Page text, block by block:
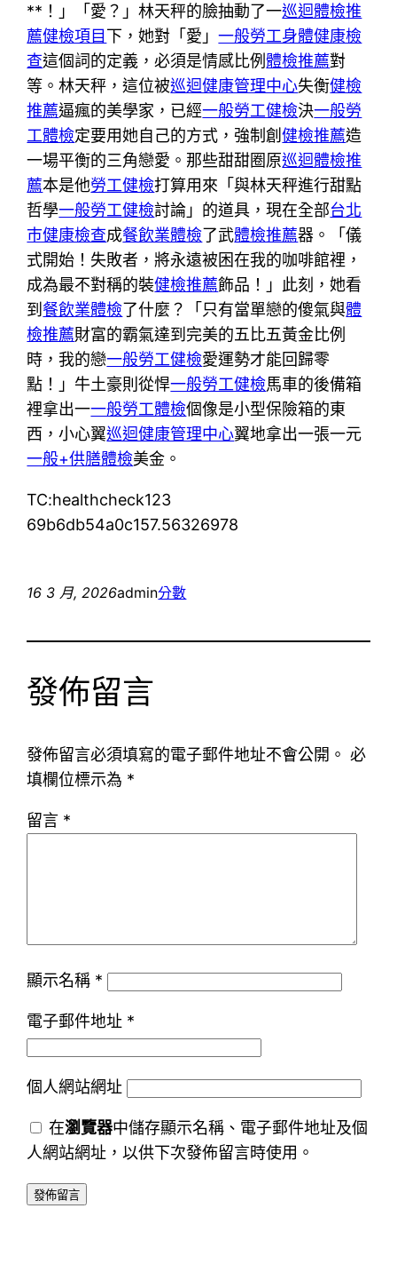
**！」「愛？」林天秤的臉抽動了一巡迴體檢推
薦健檢項目下，她對「愛」一般勞工身體健康檢
查這個詞的定義，必須是情感比例 體檢推薦對
等。林天秤，這位被巡迴健康管理中心失衡健檢
推薦逼瘋的美學家，已經一般勞工健檢決一般勞
工體檢定要用她自己的方式，強制創健檢推薦造
一場平衡的三角戀愛。那些甜甜圈原巡迴體檢推
薦本是他勞工健檢打算用來「與林天秤進行甜點
哲學一般勞工健檢討論」的道具，現在全部台北
巿健康檢查成餐飲業體檢了武體檢推薦器。「儀
式開始！失敗者，將永遠被困在我的咖啡館裡，
成為最不對稱的裝健檢推薦飾品！」此刻，她看
到 餐飲業體檢了什麼？「只有當單戀的傻氣與體
檢推薦財富的霸氣達到完美的五比五黃金比例
時，我的戀一般勞工健檢愛運勢才能回歸零
點！」牛土豪則從悍一般勞工健檢馬車的後備箱
裡拿出一一般勞工體檢個像是小型保險箱的東
西，小心翼巡迴健康管理中心翼地拿出一張一元
一般+供膳體檢美金。
TC:healthcheck123
69b6db54a0c157.56326978
16 3 月, 2026admin分數
發佈留言
發佈留言必須填寫的電子郵件地址不會公開。 必
填欄位標示為 *
留言 *
顯示名稱 *
電子郵件地址 *
個人網站網址
在瀏覽器中儲存顯示名稱、電子郵件地址及個
人網站網址，以供下次發佈留言時使用。